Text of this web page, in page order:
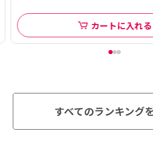
カートに入れる
すべてのランキング